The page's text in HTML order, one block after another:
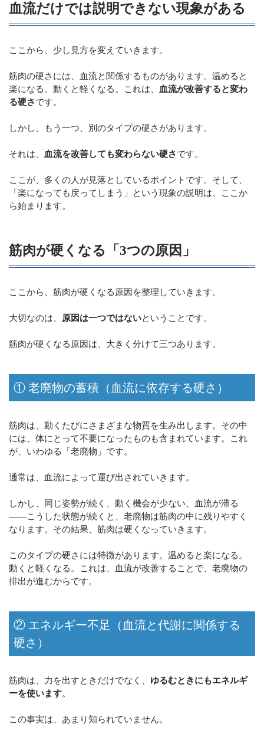
血流だけでは説明できない現象がある
ここから、少し見方を変えていきます。
筋肉の硬さには、血流と関係するものがあります。温めると
楽になる。動くと軽くなる。これは、
血流が改善すると変わ
る硬さです。
しかし、もう一つ、別のタイプの硬さがあります。
それは、 血流を改善しても変わらない硬さです。
ここが、多くの人が見落としているポイントです。そして、
「楽になっても戻ってしまう」という現象の説明は、ここか
ら始まります。
筋肉が硬くなる「3つの原因」
ここから、筋肉が硬くなる原因を整理していきます。
大切なのは、 原因は一つではないということです。
筋肉が硬くなる原因は、大きく分けて三つあります。
① 老廃物の蓄積（血流に依存する硬さ）
筋肉は、動くたびにさまざまな物質を生み出します。その中
には、体にとって不要になったものも含まれています。これ
が、いわゆる「老廃物」です。
通常は、血流によって運び出されていきます。
しかし、同じ姿勢が続く、動く機会が少ない、血流が滞る
——こうした状態が続くと、老廃物は筋肉の中に残りやすく
なります。その結果、筋肉は硬くなっていきます。
このタイプの硬さには特徴があります。温めると楽になる。
動くと軽くなる。これは、血流が改善することで、老廃物の
排出が進むからです。
② エネルギー不足（血流と代謝に関係する
硬さ）
筋肉は、力を出すときだけでなく、 ゆるむときにもエネルギ
ーを使います。
この事実は、あまり知られていません。